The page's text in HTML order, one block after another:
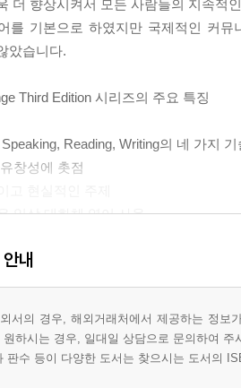
더 향상시켜서 모든 사람들의 지속적
를 기본으로 하였지만 국제적인 커
았습니다.
Third Edition 시리즈의 주요 특징
Reading, Writing의 네 가지
창성에 촛점
일상 대화체 영어 사용
듣기 액티비티
인적으로 체험화된 말하기 액티비티
검하는 학습자 중심의 향상 평가
가된 self-study 듣기 부분
내
서의 경우, 해외거래처에서 제공하는 정
원하시는 경우, 일대일 상담으로 문의하여 주
판수 등이 다양한 도서는 찾으시는 도서의